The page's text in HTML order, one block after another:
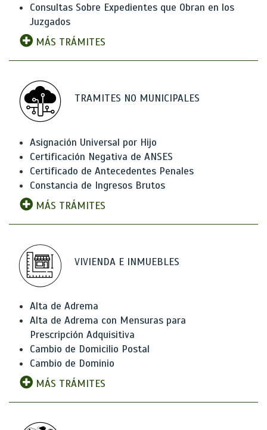
Consultas Sobre Expedientes que Obran en los
Juzgados
MÁS TRÁMITES
TRAMITES NO MUNICIPALES
Asignación Universal por Hijo
Certificación Negativa de ANSES
Certificado de Antecedentes Penales
Constancia de Ingresos Brutos
MÁS TRÁMITES
VIVIENDA E INMUEBLES
Alta de Adrema
Alta de Adrema con Mensuras para
Prescripción Adquisitiva
Cambio de Domicilio Postal
Cambio de Dominio
MÁS TRÁMITES